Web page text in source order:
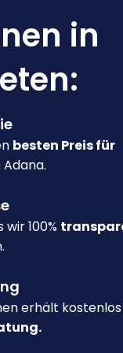
in
besten Preis für
wir 100%
erhält kostenlos